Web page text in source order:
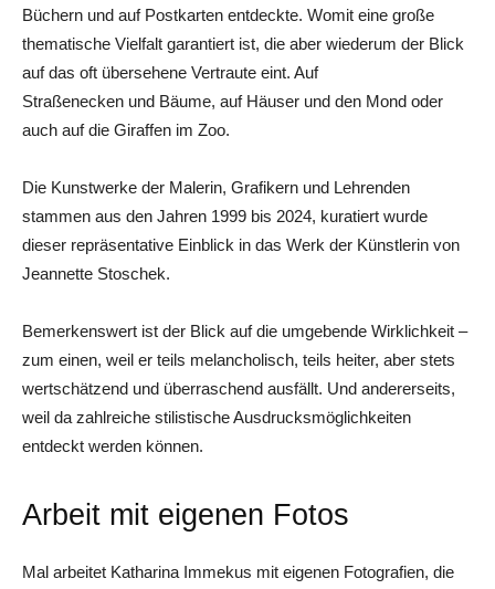
Büchern und auf Postkarten entdeckte. Womit eine große
thematische Vielfalt garantiert ist, die aber wiederum der Blick
auf das oft übersehene Vertraute eint. Auf
Straßenecken und Bäume, auf Häuser und den Mond oder
auch auf die Giraffen im Zoo.
Die Kunstwerke der Malerin, Grafikern und Lehrenden
stammen aus den Jahren 1999 bis 2024, kuratiert wurde
dieser repräsentative Einblick in das Werk der Künstlerin von
Jeannette Stoschek.
Bemerkenswert ist der Blick auf die umgebende Wirklichkeit –
zum einen, weil er teils melancholisch, teils heiter, aber stets
wertschätzend und überraschend ausfällt. Und andererseits,
weil da zahlreiche stilistische Ausdrucksmöglichkeiten
entdeckt werden können.
Arbeit mit eigenen Fotos
Mal arbeitet Katharina Immekus mit eigenen Fotografien, die